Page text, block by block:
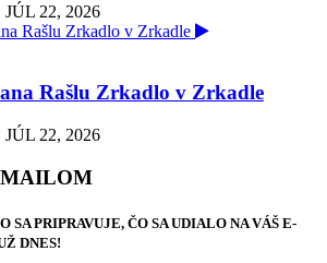
22, 2026
Rašlu Zrkadlo v Zrkadle
22, 2026
SA PRIPRAVUJE, ČO SA UDIALO NA VÁŠ E-
DNES!